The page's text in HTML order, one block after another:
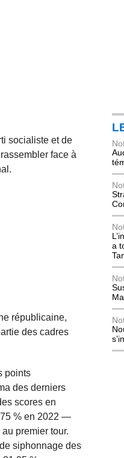
socialiste et de
face à
républicaine,
des cadres
points
des derniers
scores en
% en 2022 —
premier tour.
siphonnage des
a